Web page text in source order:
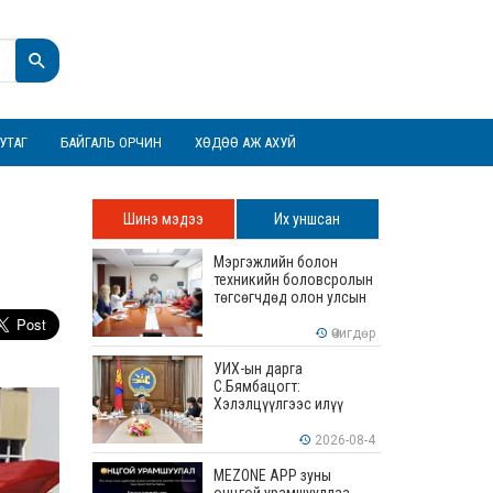
БАЙГАЛЬ ОРЧИН ХӨДӨӨ АЖ АХУЙ
Шинэ мэдээ Их уншсан
Мэргэжлийн болон
техникийн боловсролын
төгсөгчдөд олон улсын
зөвшөөрөгдөх ур
чадваруудыг олгоно
Өчигдөр
УИХ-ын дарга
С.Бямбацогт:
Хэлэлцүүлгээс илүү
илүү бодит үр дүн чухал
2026-08-4
MEZONE APP зуны